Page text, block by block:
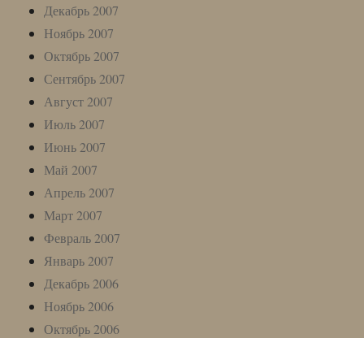
Декабрь 2007
Ноябрь 2007
Октябрь 2007
Сентябрь 2007
Август 2007
Июль 2007
Июнь 2007
Май 2007
Апрель 2007
Март 2007
Февраль 2007
Январь 2007
Декабрь 2006
Ноябрь 2006
Октябрь 2006